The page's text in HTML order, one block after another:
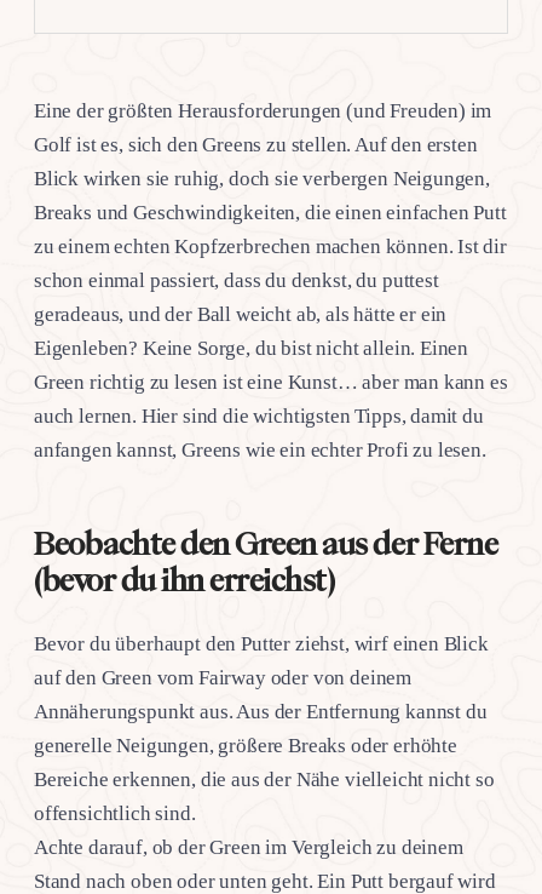
Eine der größten Herausforderungen (und Freuden) im
Golf ist es, sich den Greens zu stellen. Auf den ersten
Blick wirken sie ruhig, doch sie verbergen Neigungen,
Breaks und Geschwindigkeiten, die einen einfachen Putt
zu einem echten Kopfzerbrechen machen können. Ist dir
schon einmal passiert, dass du denkst, du puttest
geradeaus, und der Ball weicht ab, als hätte er ein
Eigenleben? Keine Sorge, du bist nicht allein. Einen
Green richtig zu lesen ist eine Kunst… aber man kann es
auch lernen. Hier sind die wichtigsten Tipps, damit du
anfangen kannst, Greens wie ein echter Profi zu lesen.
Beobachte den Green aus der Ferne
(bevor du ihn erreichst)
Bevor du überhaupt den Putter ziehst, wirf einen Blick
auf den Green vom Fairway oder von deinem
Annäherungspunkt aus. Aus der Entfernung kannst du
generelle Neigungen, größere Breaks oder erhöhte
Bereiche erkennen, die aus der Nähe vielleicht nicht so
offensichtlich sind.
Achte darauf, ob der Green im Vergleich zu deinem
Stand nach oben oder unten geht. Ein Putt bergauf wird